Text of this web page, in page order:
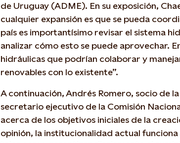
de Uruguay (ADME). En su exposición,
cualquier expansión es que se pueda
país es importantísimo revisar el sistema
analizar cómo esto se puede aprovechar.
hidráulicas que podrían colaborar y
renovables con lo existente”.
A continuación, Andrés Romero, socio de
secretario ejecutivo de la Comisión
acerca de los objetivos iniciales de la
opinión, la institucionalidad actual